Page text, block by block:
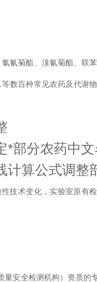
氰菊酯、溴氰菊酯、联
数百种常见农药及代谢
*部分农药中
计算公式调整
技术变化，实验室原有
量安全检测机构）资质的